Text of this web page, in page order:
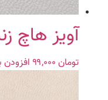
آویز هاچ
تومان افزودن